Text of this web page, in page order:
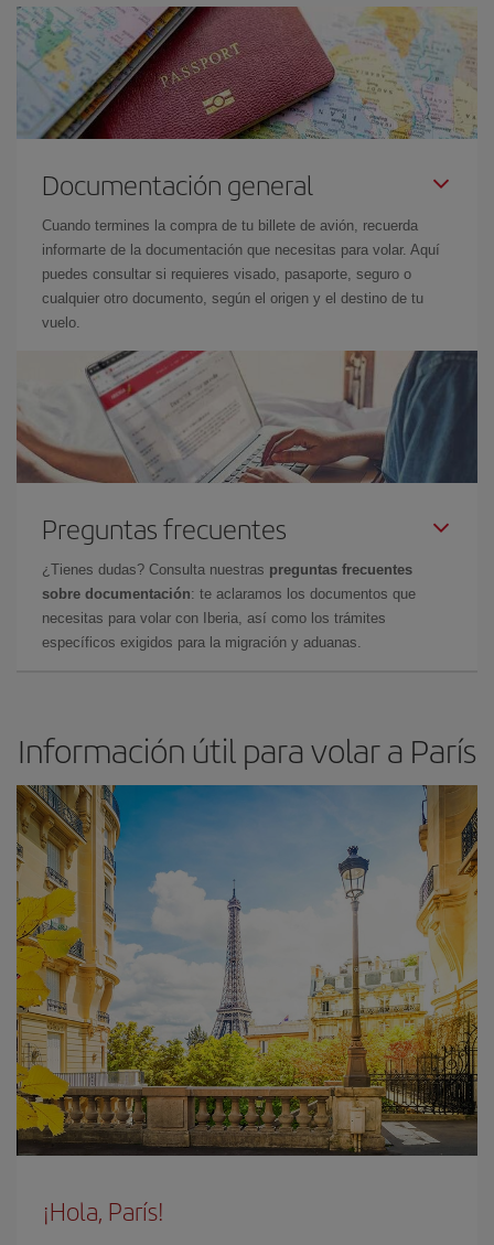
Documentación general
Cuando termines la compra de tu billete de avión, recuerda
informarte de la documentación que necesitas para volar. Aquí
puedes consultar si requieres visado, pasaporte, seguro o
cualquier otro documento, según el origen y el destino de tu
vuelo.
Preguntas frecuentes
¿Tienes dudas? Consulta nuestras preguntas frecuentes
sobre documentación: te aclaramos los documentos que
necesitas para volar con Iberia, así como los trámites
específicos exigidos para la migración y aduanas.
Información útil para volar a París
¡Hola, París!